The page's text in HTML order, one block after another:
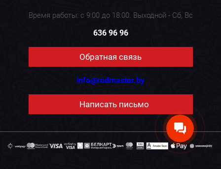
Время работы: с 9:00 до 18:00. Выходной - Сб, Вс
636 96 96
Обратная связь
info@redmaster.by
Написать письмо